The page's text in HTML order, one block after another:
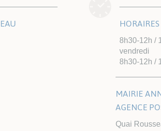
8h30-12h /
vendredi
8h30-12h /
MAIRIE
AGENCE
Quai